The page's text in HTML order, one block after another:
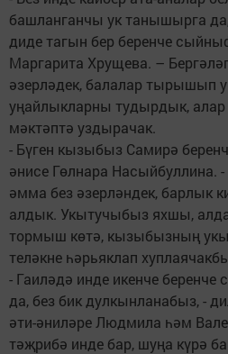
башланганчы ук танышырга
диде тагын бер беренче
Маргарита Хрущева. –
әзерләдек, балалар тырышып
уңайлыкларны тудырдык,
мәктәптә уздырачак.
- Бүген кызыбыз Самирә
әнисе Гөлнара Насыйбуллина.
әмма без әзерләндек, барлык
алдык. Укытучыбыз яхшы,
тормыш көтә, кызыбызның
теләкне һәрьяклап
- Гаиләдә инде икенче
да, без бик дулкынланабыз, -
әти-әниләре Людмила һәм
тәҗрибә инде бар, шуңа күрә